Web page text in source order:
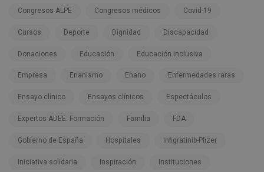
Congresos ALPE Congresos médicos Covid-19
Cursos Deporte Dignidad Discapacidad
Donaciones Educación Educación inclusiva
Empresa Enanismo Enano Enfermedades raras
Ensayo clínico Ensayos clínicos Espectáculos
Expertos ADEE. Formación Familia FDA
Gobierno de España Hospitales Infigratinib-Pfizer
Iniciativa solidaria Inspiración Instituciones